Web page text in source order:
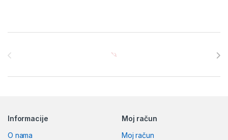
Informacije
O nama
Moj račun
Moj račun